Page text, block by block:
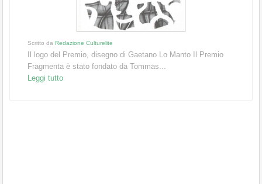
Scritto da Redazione Culturelite
Il logo del Premio, disegno di Gaetano Lo Manto Il Premio
Fragmenta è stato fondato da Tommas...
Leggi tutto